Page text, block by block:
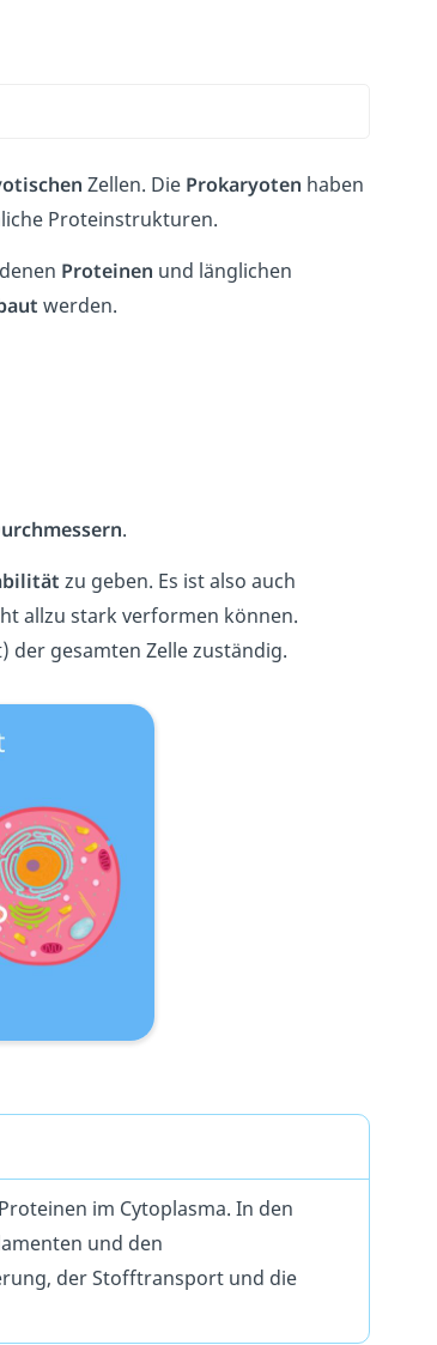
Zellen. Die Prokaryoten haben
Proteinstrukturen.
Proteinen und länglichen
werden.
.
zu geben. Es ist also auch
allzu stark verformen können.
der gesamten Zelle zuständig.
im Cytoplasma. In den
und den
der Stofftransport und die